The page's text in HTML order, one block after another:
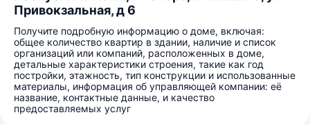
Привокзальная, д 6
Получите подробную информацию о доме, включая:
общее количество квартир в здании, наличие и список
организаций или компаний, расположенных в доме,
детальные характеристики строения, такие как год
постройки, этажность, тип конструкции и использованные
материалы, информация об управляющей компании: её
название, контактные данные, и качество
предоставляемых услуг